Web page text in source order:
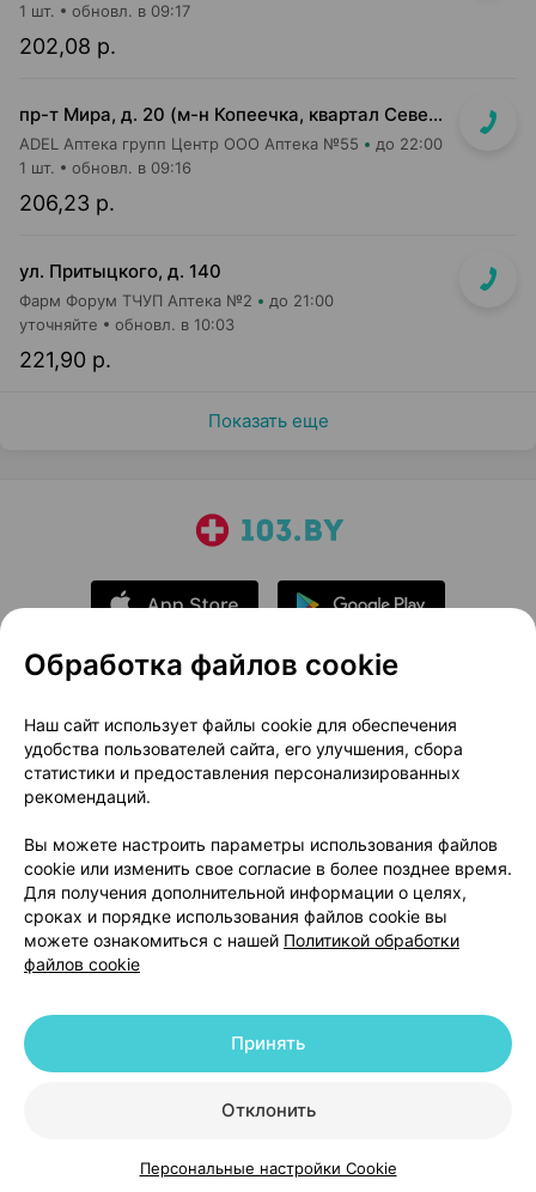
КаталогКорзинаИзбранноеПрофиль
202,08 р.
1 шт. обновл. в 09:17
пр-т Мира, д. 20 (м-н Копеечка, квартал Северная Европа)
ADEL Аптека групп Центр ООО Аптека №55 до 22:00
206,23 р.
1 шт. обновл. в 09:16
ул. Притыцкого, д. 140
Фарм Форум ТЧУП Аптека №2 до 21:00
221,90 р.
уточняйте обновл. в 10:03
Показать еще
О проекте
Новости проекта
Размещение рекламы
Медицинский маркетинг
Публичный договор
Доставка
Способы оплаты
Вакансии
Партнеры
Написать руководителю 103.by
Написать в поддержку
Персональные настройки Cookie
© 2026 ООО «Артокс Лаб», УНП 191700409 | 220012, Республика Беларусь,
+375 291212755
Обработка файлов cookie
Наш сайт использует файлы cookie для обеспечения
удобства пользователей сайта, его улучшения, сбора
статистики и предоставления персонализированных
рекомендаций.
Вы можете настроить параметры использования файлов
cookie или изменить свое согласие в более позднее время.
Для получения дополнительной информации о целях,
сроках и порядке использования файлов cookie вы
можете ознакомиться с нашей Политикой обработки
файлов cookie
Отклонить
Принять
Персональные настройки Cookie